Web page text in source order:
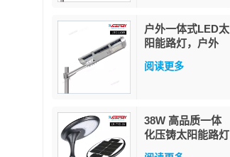
户外一体式LED太
阳能路灯，户外
40W LED太阳能
阅读更多
38W 高品质一体
化压铸太阳能路灯